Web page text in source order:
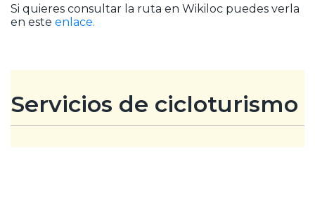
Si quieres consultar la ruta en Wikiloc puedes verla
en este enlace.
Servicios de cicloturismo